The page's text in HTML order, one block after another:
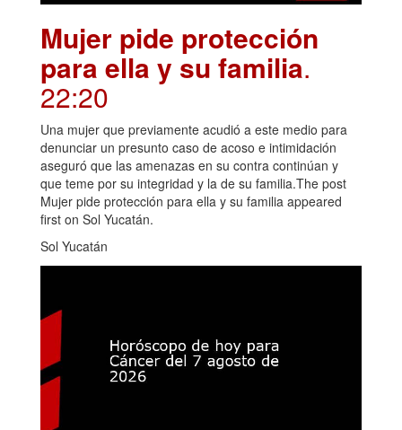
Mujer pide protección
para ella y su familia.
22:20
Una mujer que previamente acudió a este medio para
denunciar un presunto caso de acoso e intimidación
aseguró que las amenazas en su contra continúan y
que teme por su integridad y la de su familia.The post
Mujer pide protección para ella y su familia appeared
first on Sol Yucatán.
Sol Yucatán